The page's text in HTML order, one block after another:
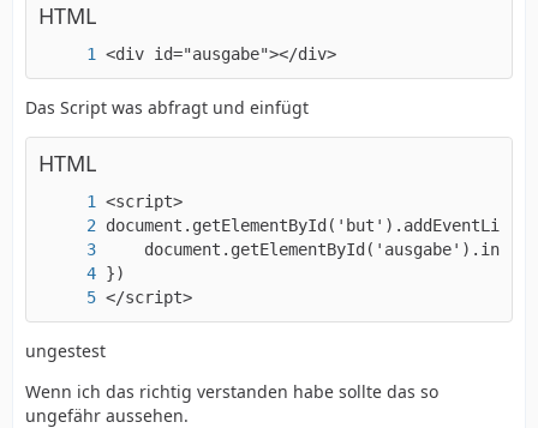
HTML
<div id="ausgabe"></div>
Das Script was abfragt und einfügt
HTML
</script>
ungestest
Wenn ich das richtig verstanden habe sollte das so
ungefähr aussehen.